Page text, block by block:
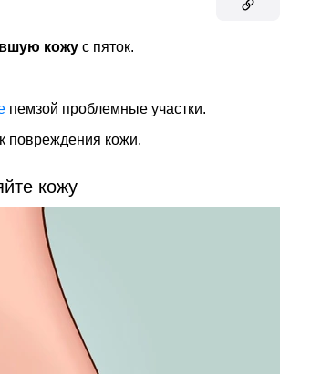
кожу с пяток.
пемзой проблемные участки.
повреждения кожи.
кожу